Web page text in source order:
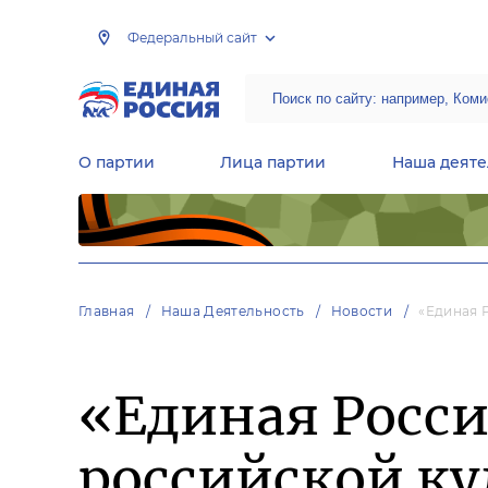
Федеральный сайт
О партии Лица партии Наша
Главная Наша Деятельность Новости «Единая
«Единая